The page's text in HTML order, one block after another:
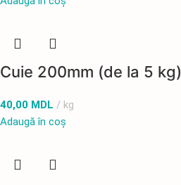
Cuie 200mm (de la 5 kg)
40,00 MDL
kg
Adaugă în coș